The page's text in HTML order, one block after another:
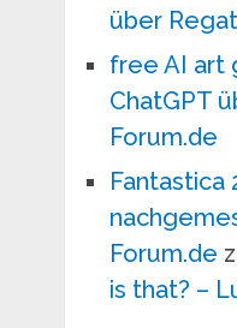
über
free AI art
ChatGPT
Forum.de
Fantastica
Forum.de
is that? –